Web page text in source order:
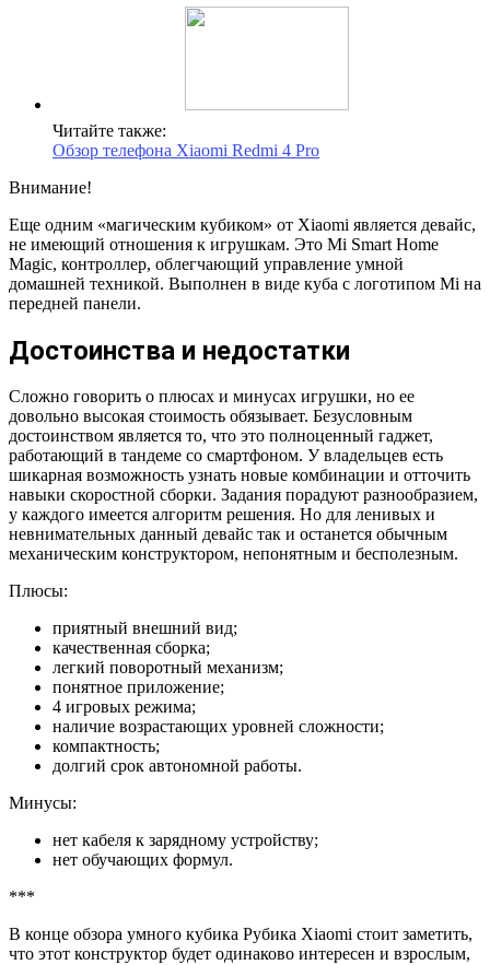
Читайте также:
Обзор телефона Xiaomi Redmi 4 Pro
Внимание!
Еще одним «магическим кубиком» от Xiaomi является девайс,
не имеющий отношения к игрушкам. Это Mi Smart Home
Magic, контроллер, облегчающий управление умной
домашней техникой. Выполнен в виде куба с логотипом Mi на
передней панели.
Достоинства и недостатки
Сложно говорить о плюсах и минусах игрушки, но ее
довольно высокая стоимость обязывает. Безусловным
достоинством является то, что это полноценный гаджет,
работающий в тандеме со смартфоном. У владельцев есть
шикарная возможность узнать новые комбинации и отточить
навыки скоростной сборки. Задания порадуют разнообразием,
у каждого имеется алгоритм решения. Но для ленивых и
невнимательных данный девайс так и останется обычным
механическим конструктором, непонятным и бесполезным.
Плюсы:
приятный внешний вид;
качественная сборка;
легкий поворотный механизм;
понятное приложение;
4 игровых режима;
наличие возрастающих уровней сложности;
компактность;
долгий срок автономной работы.
Минусы:
нет кабеля к зарядному устройству;
нет обучающих формул.
***
В конце обзора умного кубика Рубика Xiaomi стоит заметить,
что этот конструктор будет одинаково интересен и взрослым,